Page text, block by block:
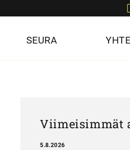
SEURA
Viimeisimmät
5.8.2026